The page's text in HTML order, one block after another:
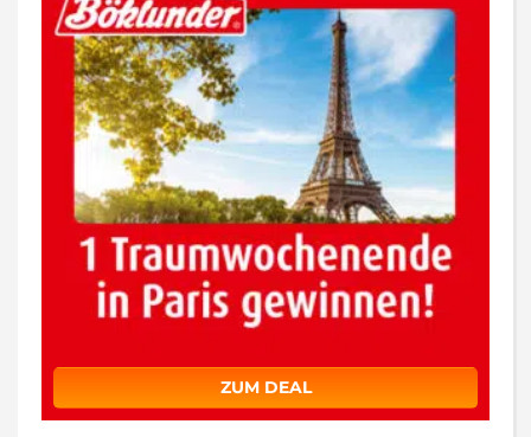
ZUM DEAL